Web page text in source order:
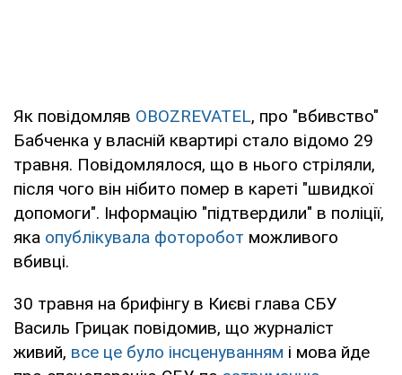
Як повідомляв OBOZREVATEL, про "вбивство"
Бабченка у власній квартирі стало відомо 29
травня. Повідомлялося, що в нього стріляли,
після чого він нібито помер в кареті "швидкої
допомоги". Інформацію "підтвердили" в поліції,
яка опублікувала фоторобот можливого
вбивці.
30 травня на брифінгу в Києві глава СБУ
Василь Грицак повідомив, що журналіст
живий, все це було інсценуванням і мова йде